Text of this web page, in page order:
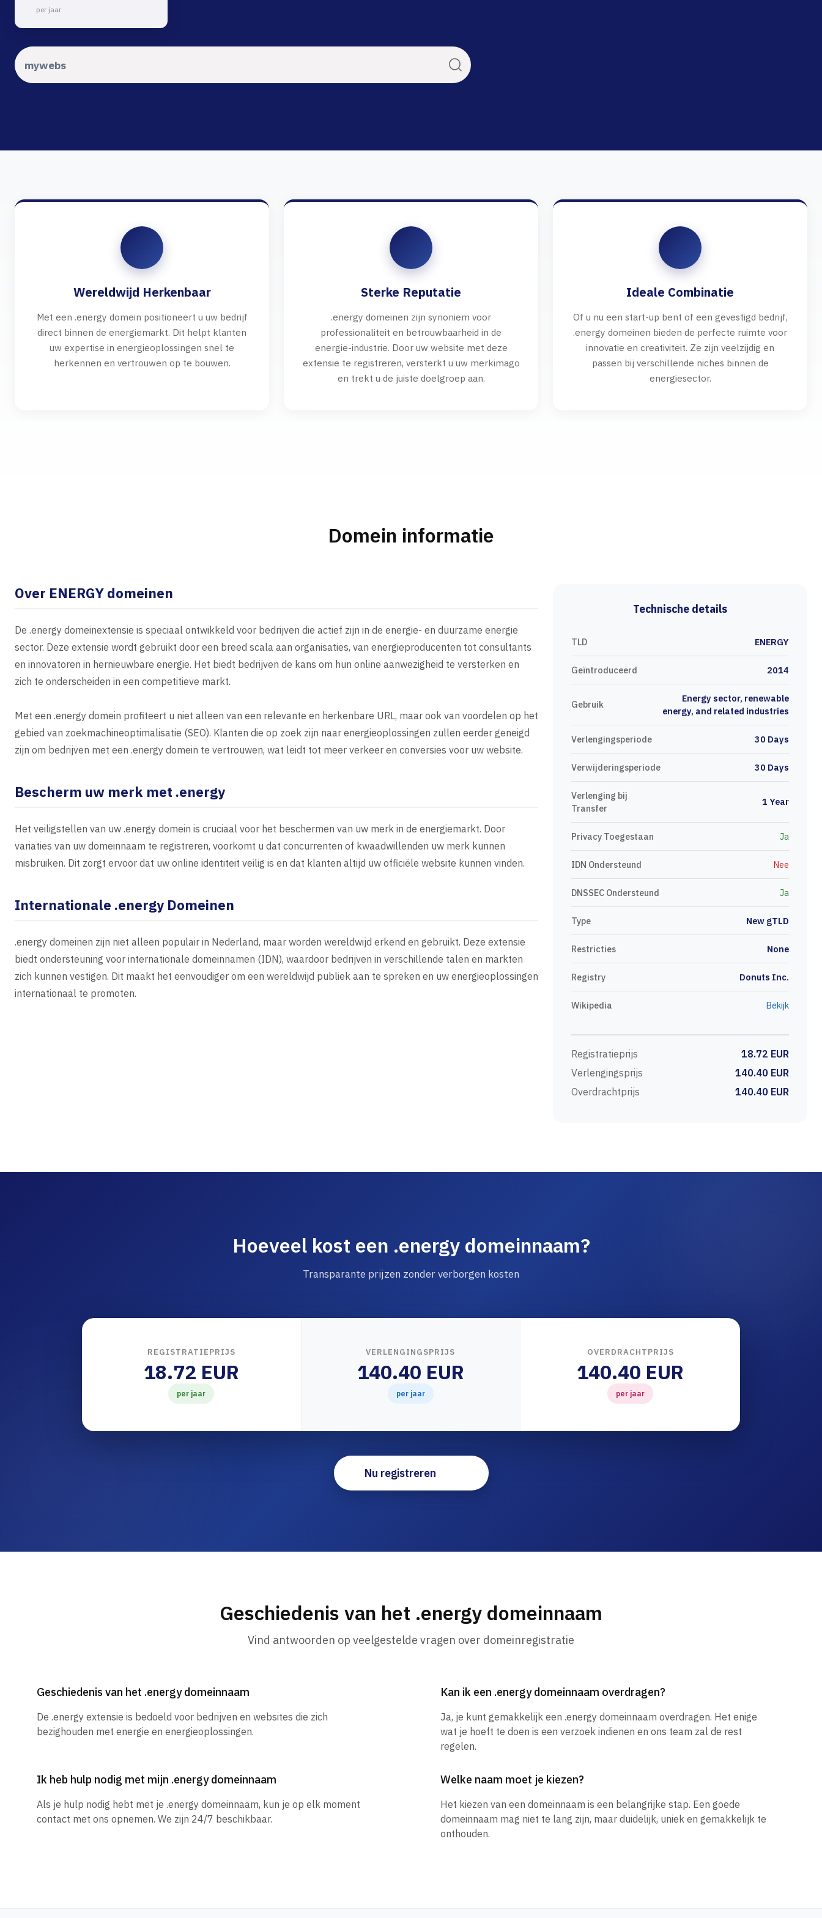
per jaar
Wereldwijd Herkenbaar
Met een .energy domein positioneert u uw bedrijf
direct binnen de energiemarkt. Dit helpt klanten
uw expertise in energieoplossingen snel te
herkennen en vertrouwen op te bouwen.
Sterke Reputatie
.energy domeinen zijn synoniem voor
professionaliteit en betrouwbaarheid in de
energie-industrie. Door uw website met deze
extensie te registreren, versterkt u uw merkimago
en trekt u de juiste doelgroep aan.
Ideale Combinatie
Of u nu een start-up bent of een gevestigd bedrijf,
.energy domeinen bieden de perfecte ruimte voor
innovatie en creativiteit. Ze zijn veelzijdig en
passen bij verschillende niches binnen de
energiesector.
Domein informatie
Over ENERGY domeinen
De .energy domeinextensie is speciaal ontwikkeld voor bedrijven die actief zijn in de energie- en duurzame energie
sector. Deze extensie wordt gebruikt door een breed scala aan organisaties, van energieproducenten tot consultants
en innovatoren in hernieuwbare energie. Het biedt bedrijven de kans om hun online aanwezigheid te versterken en
zich te onderscheiden in een competitieve markt.
Met een .energy domein profiteert u niet alleen van een relevante en herkenbare URL, maar ook van voordelen op het
gebied van zoekmachineoptimalisatie (SEO). Klanten die op zoek zijn naar energieoplossingen zullen eerder geneigd
zijn om bedrijven met een .energy domein te vertrouwen, wat leidt tot meer verkeer en conversies voor uw website.
Bescherm uw merk met .energy
Het veiligstellen van uw .energy domein is cruciaal voor het beschermen van uw merk in de energiemarkt. Door
variaties van uw domeinnaam te registreren, voorkomt u dat concurrenten of kwaadwillenden uw merk kunnen
misbruiken. Dit zorgt ervoor dat uw online identiteit veilig is en dat klanten altijd uw officiële website kunnen vinden.
Internationale .energy Domeinen
.energy domeinen zijn niet alleen populair in Nederland, maar worden wereldwijd erkend en gebruikt. Deze extensie
biedt ondersteuning voor internationale domeinnamen (IDN), waardoor bedrijven in verschillende talen en markten
zich kunnen vestigen. Dit maakt het eenvoudiger om een wereldwijd publiek aan te spreken en uw energieoplossingen
internationaal te promoten.
Technische details
TLD ENERGY
Geïntroduceerd 2014
Gebruik
Energy sector, renewable
energy, and related industries
Verlengingsperiode 30 Days
Verwijderingsperiode 30 Days
Verlenging bij
Transfer
1 Year
Privacy Toegestaan Ja
IDN Ondersteund Nee
DNSSEC Ondersteund Ja
Type New gTLD
Restricties None
Registry Donuts Inc.
Wikipedia Bekijk
Registratieprijs
18.72 EUR
Verlengingsprijs
140.40 EUR
Overdrachtprijs
140.40 EUR
Hoeveel kost een .energy domeinnaam?
Transparante prijzen zonder verborgen kosten
REGISTRATIEPRIJS
18.72 EUR
per jaar
VERLENGINGSPRIJS
140.40 EUR
per jaar
OVERDRACHTPRIJS
140.40 EUR
per jaar
Nu registreren
Geschiedenis van het .energy domeinnaam
Vind antwoorden op veelgestelde vragen over domeinregistratie
Geschiedenis van het .energy domeinnaam
De .energy extensie is bedoeld voor bedrijven en websites die zich
bezighouden met energie en energieoplossingen.
Kan ik een .energy domeinnaam overdragen?
Ja, je kunt gemakkelijk een .energy domeinnaam overdragen. Het enige
wat je hoeft te doen is een verzoek indienen en ons team zal de rest
regelen.
Ik heb hulp nodig met mijn .energy domeinnaam
Als je hulp nodig hebt met je .energy domeinnaam, kun je op elk moment
contact met ons opnemen. We zijn 24/7 beschikbaar.
Welke naam moet je kiezen?
Het kiezen van een domeinnaam is een belangrijke stap. Een goede
domeinnaam mag niet te lang zijn, maar duidelijk, uniek en gemakkelijk te
onthouden.